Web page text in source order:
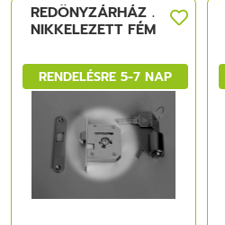
RENDELÉSRE 5-7 NAP
REDÖNYZÁRHÁZ .
NIKKELEZETT FÉM